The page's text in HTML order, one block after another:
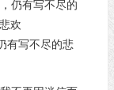
有写不尽的悲